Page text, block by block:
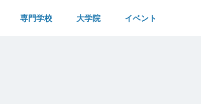
専門学校 大学院 イベント